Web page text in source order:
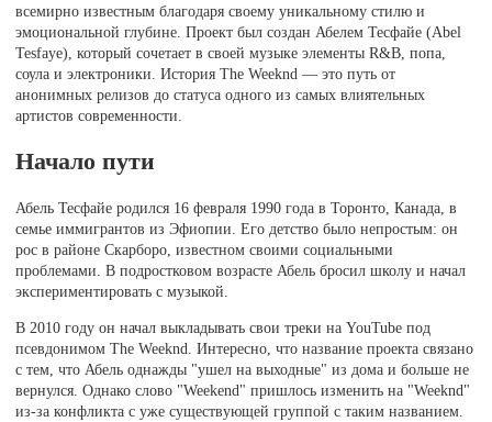
всемирно известным благодаря своему уникальному стилю и
эмоциональной глубине. Проект был создан Абелем Тесфайе (Abel
Tesfaye), который сочетает в своей музыке элементы R&B, попа,
соула и электроники. История The Weeknd — это путь от
анонимных релизов до статуса одного из самых влиятельных
артистов современности.
Начало пути
Абель Тесфайе родился 16 февраля 1990 года в Торонто, Канада, в
семье иммигрантов из Эфиопии. Его детство было непростым: он
рос в районе Скарборо, известном своими социальными
проблемами. В подростковом возрасте Абель бросил школу и начал
экспериментировать с музыкой.
В 2010 году он начал выкладывать свои треки на YouTube под
псевдонимом The Weeknd. Интересно, что название проекта связано
с тем, что Абель однажды "ушел на выходные" из дома и больше не
вернулся. Однако слово "Weekend" пришлось изменить на "Weeknd"
из-за конфликта с уже существующей группой с таким названием.